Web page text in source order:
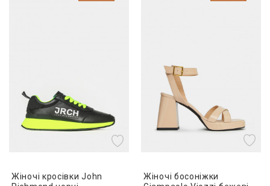
Жіночі кросівки John
Жіночі босоніжки